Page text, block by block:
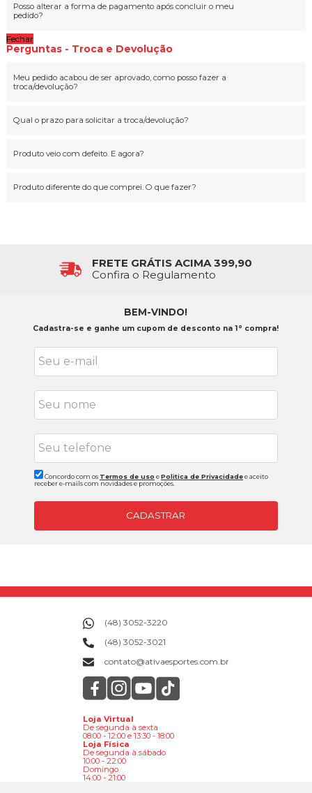
Posso alterar a forma de pagamento após concluir o meu
pedido?
Fechar
Perguntas - Troca e Devolução
Meu pedido acabou de ser aprovado, como posso fazer a
troca/devolução?
Qual o prazo para solicitar a troca/devolução?
Produto veio com defeito. E agora?
Produto diferente do que comprei. O que fazer?
FRETE GRÁTIS ACIMA 399,90
Confira o Regulamento
BEM-VINDO!
Cadastra-se e ganhe um cupom de desconto na 1° compra!
Concordo com os Termos de uso ePolitica de Privacidadee aceito
receber e-mails com novidades e promoções.
CADASTRAR
(48) 3052-3220
(48) 3052-3021
contato@ativaesportes.com.br
Loja Virtual
De segunda à sexta
08:00 - 12:00 e 13:30 - 18:00
Loja Física
De segunda à sábado
10:00 - 22:00
Domingo
14:00 - 21:00